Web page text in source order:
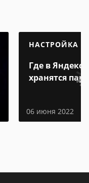
НАСТРОЙКА
Где в Яндекс
хранятся
06 июня 2022